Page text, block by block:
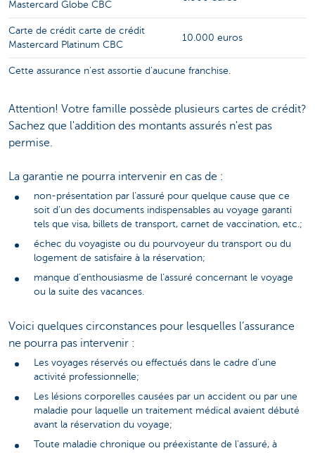
Mastercard Globe CBC
Carte de crédit carte de crédit
Mastercard Platinum CBC
10.000 euros
Cette assurance n'est assortie d'aucune franchise.
Attention! Votre famille possède plusieurs cartes de crédit?
Sachez que l'addition des montants assurés n'est pas
permise.
La garantie ne pourra intervenir en cas de :
non-présentation par l’assuré pour quelque cause que ce
soit d’un des documents indispensables au voyage garanti
tels que visa, billets de transport, carnet de vaccination, etc.;
échec du voyagiste ou du pourvoyeur du transport ou du
logement de satisfaire à la réservation;
manque d’enthousiasme de l’assuré concernant le voyage
ou la suite des vacances.
Voici quelques circonstances pour lesquelles l’assurance
ne pourra pas intervenir :
Les voyages réservés ou effectués dans le cadre d’une
activité professionnelle;
Les lésions corporelles causées par un accident ou par une
maladie pour laquelle un traitement médical avaient débuté
avant la réservation du voyage;
Toute maladie chronique ou préexistante de l’assuré, à